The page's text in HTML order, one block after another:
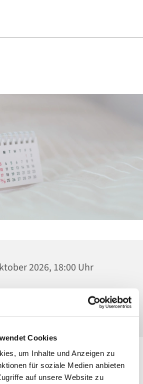
Cookies
um Inhalte und Anzeigen zu
für soziale Medien anbieten
auf unsere Website zu
2026, 18:00 Uhr
79-81, 13057 Berlin